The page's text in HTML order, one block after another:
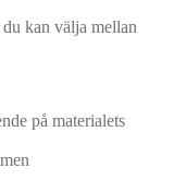
kan välja mellan
på materialets